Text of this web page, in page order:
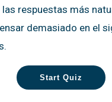
respuestas más
demasiado en el